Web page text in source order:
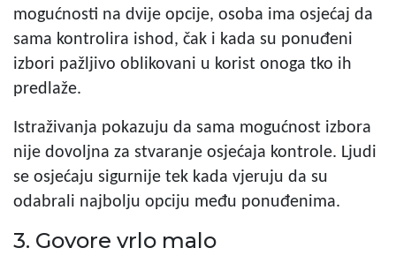
mogućnosti na dvije opcije, osoba ima osjećaj da
sama kontrolira ishod, čak i kada su ponuđeni
izbori pažljivo oblikovani u korist onoga tko ih
predlaže.
Istraživanja pokazuju da sama mogućnost izbora
nije dovoljna za stvaranje osjećaja kontrole. Ljudi
se osjećaju sigurnije tek kada vjeruju da su
odabrali najbolju opciju među ponuđenima.
3. Govore vrlo malo